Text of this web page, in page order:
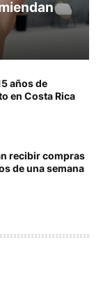
años de
en Costa Rica
recibir compras
de una semana